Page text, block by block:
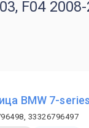
F04
BMW 7-
33326796497